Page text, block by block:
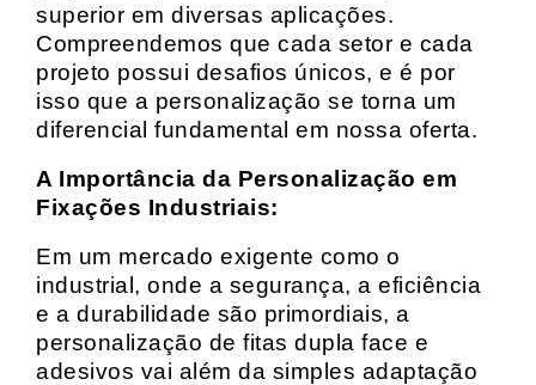
superior em diversas aplicações.
Compreendemos que cada setor e cada
projeto possui desafios únicos, e é por
isso que a personalização se torna um
diferencial fundamental em nossa oferta.
A Importância da Personalização em
Fixações Industriais:
Em um mercado exigente como o
industrial, onde a segurança, a eficiência
e a durabilidade são primordiais, a
personalização de fitas dupla face e
adesivos vai além da simples adaptação